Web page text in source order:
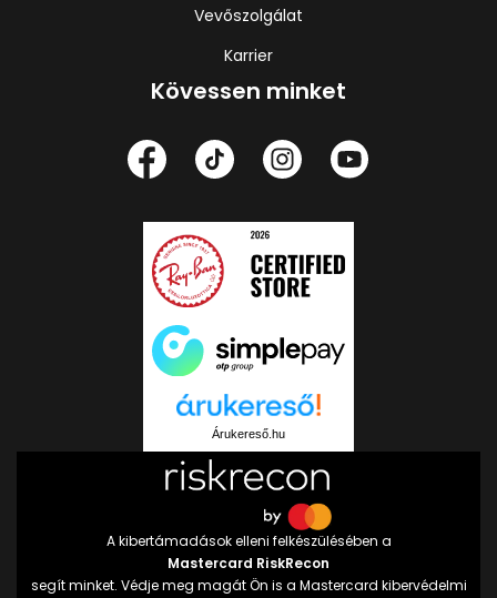
Vevőszolgálat
Karrier
Kövessen minket
Árukereső.hu
A kibertámadások elleni felkészülésében a
Mastercard RiskRecon
segít minket. Védje meg magát Ön is a Mastercard kibervédelmi